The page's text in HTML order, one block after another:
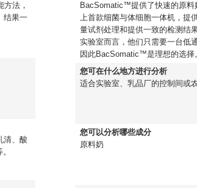
法，
结果一
清、酸
BacSomatic™提供了快速的原料
上首款细菌与体细胞一体机，提
量试剂处理和提供一致的检测结
实验室而言，他们只需要一台低
因此BacSomatic™是理想的选择
您可在什么地方进行分析
适合实验室、乳品厂的控制间或
您可以分析哪些成分
原料奶